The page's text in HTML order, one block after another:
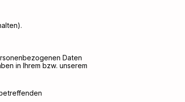
Daten
in Ihrem bzw. unserem